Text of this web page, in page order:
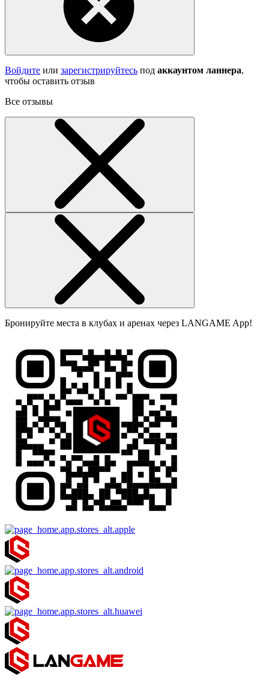
Войдите или зарегистрируйтесь под аккаунтом ланнера,
чтобы оставить отзыв
Все отзывы
Бронируйте места в клубах и аренах через LANGAME App!